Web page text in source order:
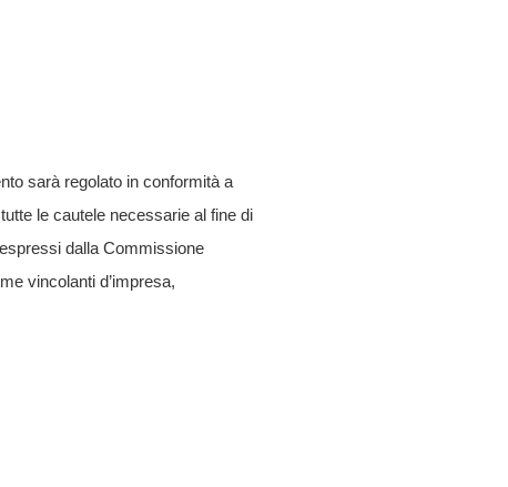
sarà regolato in conformità a
le cautele necessarie al fine di
dalla Commissione
vincolanti d’impresa,